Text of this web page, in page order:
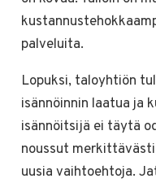
palveluita.
Lopuksi, taloyhtiön
isännöinnin laatua ja
isännöitsijä ei täytä
noussut
uusia vaihtoehtoja.